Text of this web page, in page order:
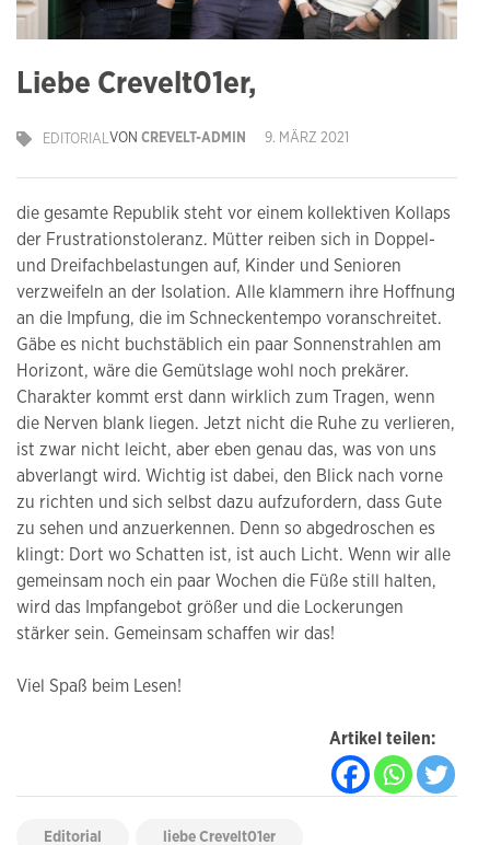
Liebe Crevelt01er,
VON CREVELT-ADMIN 9. MÄRZ 2021
EDITORIAL
die gesamte Republik steht vor einem kollektiven Kollaps
der Frustrationstoleranz. Mütter reiben sich in Doppel-
und Dreifachbelastungen auf, Kinder und Senioren
verzweifeln an der Isolation. Alle klammern ihre Hoffnung
an die Impfung, die im Schneckentempo voranschreitet.
Gäbe es nicht buchstäblich ein paar Sonnenstrahlen am
Horizont, wäre die Gemütslage wohl noch prekärer.
Charakter kommt erst dann wirklich zum Tragen, wenn
die Nerven blank liegen. Jetzt nicht die Ruhe zu verlieren,
ist zwar nicht leicht, aber eben genau das, was von uns
abverlangt wird. Wichtig ist dabei, den Blick nach vorne
zu richten und sich selbst dazu aufzufordern, dass Gute
zu sehen und anzuerkennen. Denn so abgedroschen es
klingt: Dort wo Schatten ist, ist auch Licht. Wenn wir alle
gemeinsam noch ein paar Wochen die Füße still halten,
wird das Impfangebot größer und die Lockerungen
stärker sein. Gemeinsam schaffen wir das!
Viel Spaß beim Lesen!
Artikel teilen:
Editorial liebe Crevelt01er